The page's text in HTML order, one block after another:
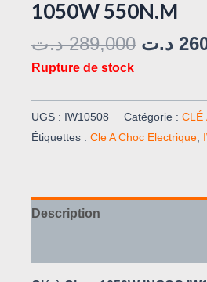
1050W 550N.M
289,000 د.ت د.ت
Rupture de stock
UGS : IW10508 Catégorie : CLÉ
Étiquettes : Cle A Choc Electrique
Description